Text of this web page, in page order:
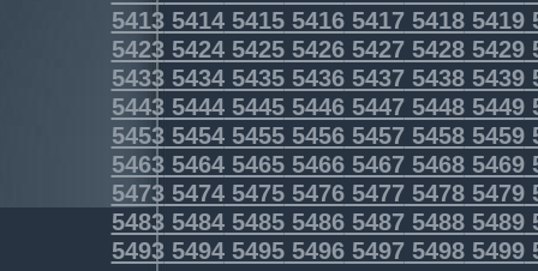
5413541454155416541754185419
5423542454255426542754285429
5433543454355436543754385439
5443544454455446544754485449
5453545454555456545754585459
5463546454655466546754685469
5473547454755476547754785479
5483548454855486548754885489
5493549454955496549754985499